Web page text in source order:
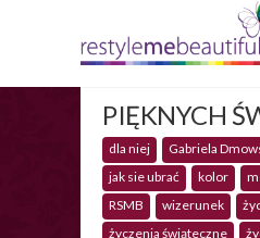
PIĘKNYCH
dla niej Gabriela
jak sie ubrać
kolor
RSMB
wizerunek
życzenia świąteczne